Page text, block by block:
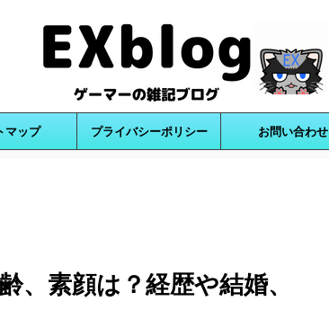
マップ プライバシーポリシー お問い合わせ
、素顔は？経歴や結婚、